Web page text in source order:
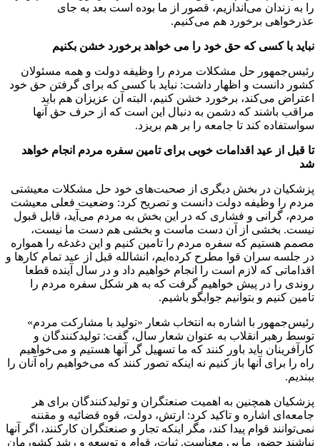
را به زندان می‌اندازیم، قصور از ما بوده است بعد به جای
عذرخواهی برخورد هم می‌کنیم.
نباید با کسی که حق خود را می خواهد برخورد خشن بکنیم
رئیس‌جمهور حل مشکلات مردم را وظیفه دولت و همه مسئولان
کشور دانست و اظهار داشت: نباید با کسی که برای گرفتن حق خود
اعتراض می‌کند، برخورد خشن کنیم، البته آن عزیزان هم باید
مراقب باشند که دشمن به دنبال این است که از حرف حق آنها
سواستفاده کند تا جامعه را بر هم بریزد.
تا قبل از عید اقدامات خوبی برای تامین سفره مردم انجام خواهد
شد
پزشکیان در بخش دیگری از صحبت‌های خود حل مشکلات معیشتی
مردم را وظیفه دولت دانست و تصریح کرد: وضعیت فعلی معیشت
مردم، گرانی و فشاری که در این بخش به مردم می‌آید، قابل قبول
نیست. بخشی از آن دست ماست و بخشی هم دست ما نیست،
مصمم هستیم که سفره مردم را تامین کنیم و این دغدغه را همواره
در جلسه سران قوا مطرح کرده‌ایم، انشالله قبل از عید تمام کارها و
اقداماتی که لازم است را انجام خواهیم داد و در سال آینده قطعا
روندی را در پیش خواهیم گرفت که به هر شکل سفره مردم را
تامین کنیم و بتوانیم جوابگو باشیم.
رئیس‌جمهور با اشاره به انتخاب شعار «تولید با مشارکت مردم»
توسط رهبر انقلاب به عنوان شعار سال، گفت: تولیدکنندگان و
کارآفرینان باید باور کنند که ما تسهیل گر آنها هستیم و می‌خواهیم
راه را برای آنها باز کنیم نه اینکه تصور کنند که می‌خواهیم راه آنان را
ببندیم.
پزشکیان همچنین به اهمیت صنعتگران و تولیدکنندگان برای هر
جامعه‌ای اشاره و تاکید کرد: ارتش، دولت، قوه قضائیه و مقننه
نمی‌توانند قوام پیدا کند، مگر اینکه تجار و صنعتگران کارکنند،‌ اگر آنها
نباشند حضور ما بی معناست. ثبات، قوام و توسعه و رشد کشورمان